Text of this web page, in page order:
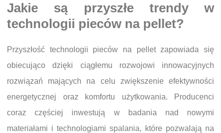
Jakie są przyszłe trendy w
technologii pieców na pellet?
Przyszłość technologii pieców na pellet zapowiada się
obiecująco dzięki ciągłemu rozwojowi innowacyjnych
rozwiązań mających na celu zwiększenie efektywności
energetycznej oraz komfortu użytkowania. Producenci
coraz częściej inwestują w badania nad nowymi
materiałami i technologiami spalania, które pozwalają na